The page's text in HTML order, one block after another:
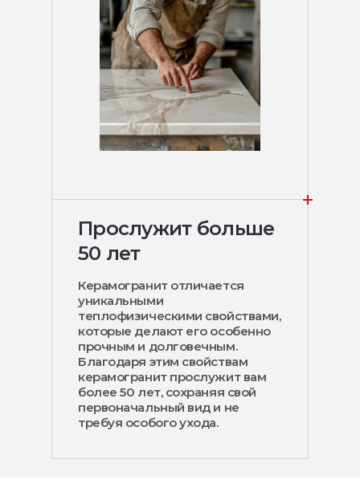
Прослужит больше
50 лет
Керамогранит отличается
уникальными
теплофизическими свойствами,
которые делают его особенно
прочным и долговечным.
Благодаря этим свойствам
керамогранит прослужит вам
более 50 лет, сохраняя свой
первоначальный вид и не
требуя особого ухода.